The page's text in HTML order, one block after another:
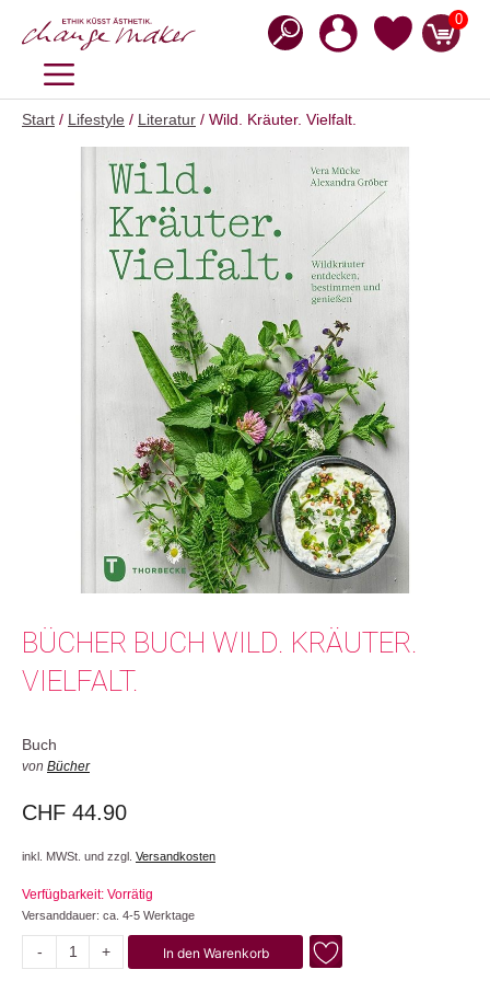
Inhalt
0
MENÜ
Start / Lifestyle / Literatur / Wild. Kräuter. Vielfalt.
BÜCHER BUCH WILD. KRÄUTER.
VIELFALT.
Buch
von Bücher
CHF 44.90
inkl. MWSt. und zzgl. Versandkosten
Verfügbarkeit: Vorrätig
Versanddauer: ca. 4-5 Werktage
- + In den Warenkorb